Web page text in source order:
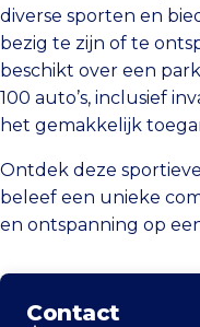
diverse sporten en
bezig te zijn of te
beschikt over een
100 auto’s, inclusief
het gemakkelijk
Ontdek deze
beleef een unieke
en ontspanning op
Contact